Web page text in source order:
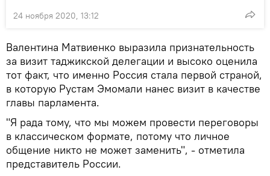
24 ноября 2020, 13:12
Валентина Матвиенко выразила признательность
за визит таджикской делегации и высоко оценила
тот факт, что именно Россия стала первой страной,
в которую Рустам Эмомали нанес визит в качестве
главы парламента.
"Я рада тому, что мы можем провести переговоры
в классическом формате, потому что личное
общение никто не может заменить", - отметила
представитель России.